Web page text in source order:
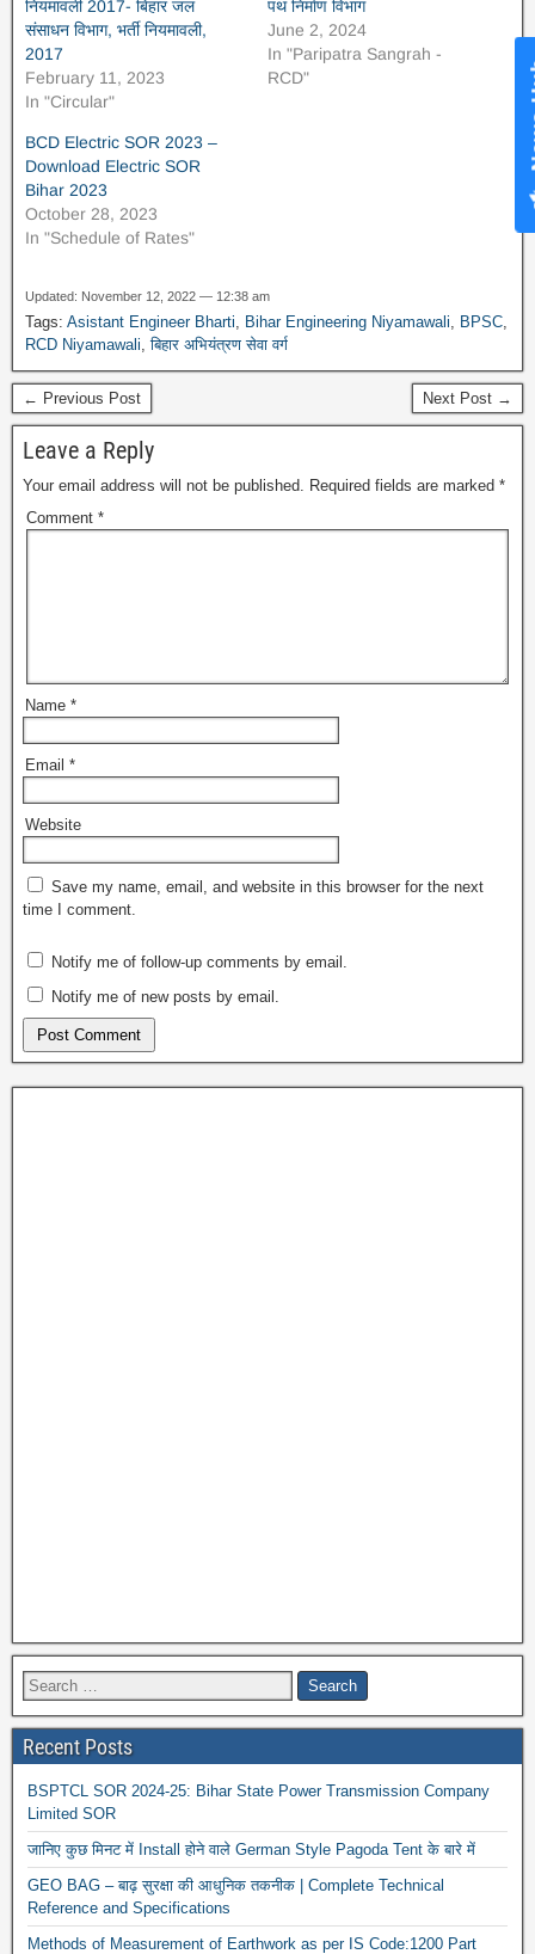
नियमावली 2017- बिहार जल
संसाधन विभाग, भर्ती नियमावली,
2017
February 11, 2023
In "Circular"
पथ निर्माण विभाग
June 2, 2024
In "Paripatra Sangrah -
RCD"
BCD Electric SOR 2023 –
Download Electric SOR
Bihar 2023
October 28, 2023
In "Schedule of Rates"
Updated: November 12, 2022 — 12:38 am
Tags: Asistant Engineer Bharti, Bihar Engineering Niyamawali, BPSC,
RCD Niyamawali,बिहार अभियंत्रण सेवा वर्ग
← Previous Post Next Post →
Leave a Reply
Your email address will not be published. Required fields are marked *
Comment *
Name *
Email *
Website
Save my name, email, and website in this browser for the next
time I comment.
Notify me of follow-up comments by email.
Notify me of new posts by email.
Recent Posts
BSPTCL SOR 2024-25: Bihar State Power Transmission Company
Limited SOR
जानिए कुछ मिनट में Install होने वाले German Style Pagoda Tent के बारे में
GEO BAG – बाढ़ सुरक्षा की आधुनिक तकनीक | Complete Technical
Reference and Specifications
Methods of Measurement of Earthwork as per IS Code:1200 Part